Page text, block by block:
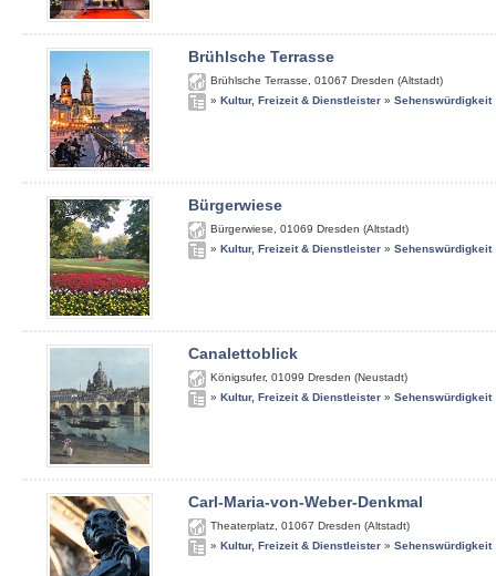
Brühlsche Terrasse
Brühlsche Terrasse 01067 Dresden (Altstadt)
» Kultur, Freizeit & Dienstleister » Sehenswürdigkeit
Bürgerwiese
Bürgerwiese 01069 Dresden (Altstadt)
» Kultur, Freizeit & Dienstleister » Sehenswürdigkeit
Canalettoblick
Königsufer, 01099 Dresden (Neustadt)
» Kultur, Freizeit & Dienstleister » Sehenswürdigkeit
Carl-Maria-von-Weber-Denkmal
Theaterplatz 01067 Dresden (Altstadt)
» Kultur, Freizeit & Dienstleister » Sehenswürdigkeit